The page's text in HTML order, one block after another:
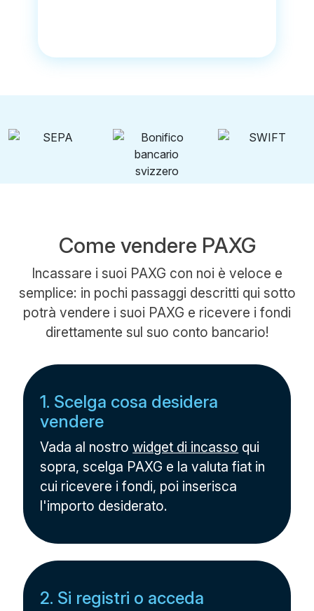
Come vendere PAXG
Incassare i suoi PAXG con noi è veloce e
semplice: in pochi passaggi descritti qui sotto
potrà vendere i suoi PAXG e ricevere i fondi
direttamente sul suo conto bancario!
1. Scelga cosa desidera
vendere
Vada al nostrowidget di incasso qui
sopra, scelga PAXG e la valuta fiat in
cui ricevere i fondi, poi inserisca
l'importo desiderato.
2. Si registri o acceda